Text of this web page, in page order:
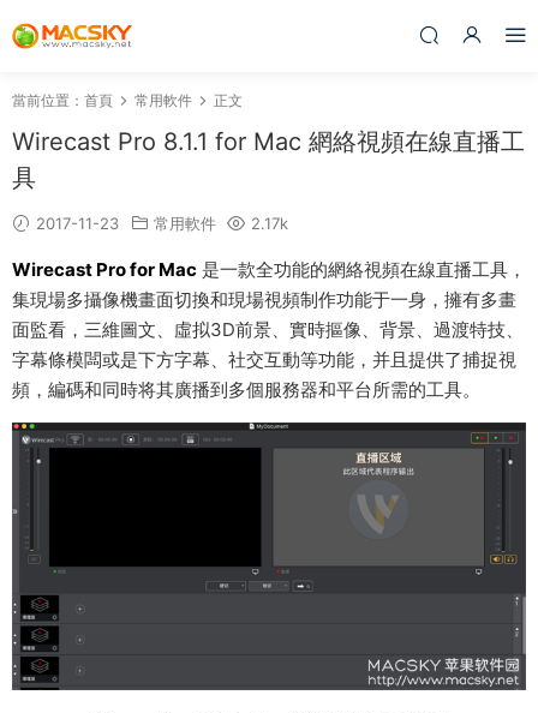
當前位置： 首頁 常用軟件 正文
Wirecast Pro 8.1.1 for Mac 網絡視頻在線直播工
具
2017-11-23 常用軟件 2.17k
Wirecast Pro for Mac 是一款全功能的網絡視頻在線直播工具，
集現場多攝像機畫面切換和現場視頻制作功能于一身，擁有多畫
面監看，三維圖文、虛拟3D前景、實時摳像、背景、過渡特技、
字幕條模闆或是下方字幕、社交互動等功能，并且提供了捕捉視
頻，編碼和同時将其廣播到多個服務器和平台所需的工具。